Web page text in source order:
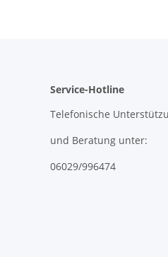
Service-Hotline
Telefonische
und Beratung unter:
06029/996474